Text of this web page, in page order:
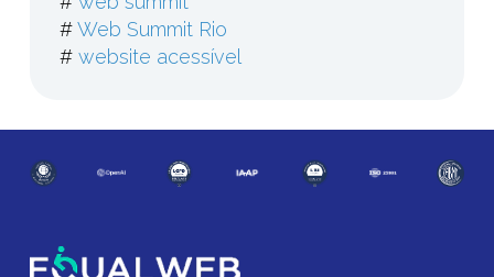
#Web Summit Rio
# website acessível